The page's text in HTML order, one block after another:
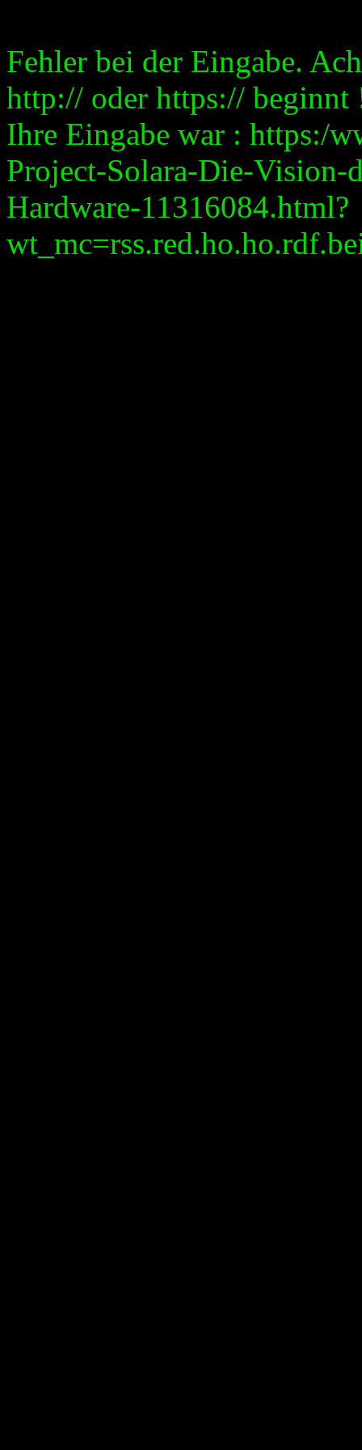
Fehler bei der Eingabe.
http:// oder https:// beginnt
Ihre Eingabe war : https:/
Project-Solara-Die-Vision-
Hardware-11316084.html?